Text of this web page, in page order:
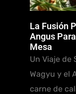
La Fusión
Angus
Mesa
Un Viaje de
Wagyu y el
carne de